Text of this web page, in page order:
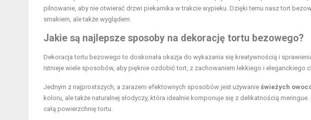
pilnowanie, aby nie otwierać drzwi piekarnika w trakcie wypieku. Dzięki temu nasz tort
smakiem, ale także wyglądem.
Jakie są najlepsze sposoby na dekorację tortu bezowego?
Dekoracja tortu bezowego to doskonała okazja do wykazania się kreatywnością i
Istnieje wiele sposobów, aby pięknie ozdobić tort, z zachowaniem lekkiego i eleganckiego
Jednym z najprostszych, a zarazem efektownych sposobów jest używanie świeżych
koloru, ale także naturalnej słodyczy, która idealnie komponuje się z delikatnością
całą powierzchnię tortu.